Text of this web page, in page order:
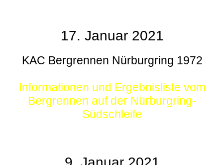
17. Januar 2021
KAC Bergrennen Nürburgring 1972
Informationen und Ergebnisliste vom
Bergrennen auf der Nürburgring-
Südschleife